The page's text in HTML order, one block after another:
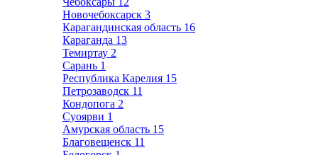
Новочебоксарск 3
Карагандинская область 16
Караганда 13
Темиртау 2
Сарань 1
Республика Карелия 15
Петрозаводск 11
Кондопога 2
Суоярви 1
Амурская область 15
Благовещенск 11